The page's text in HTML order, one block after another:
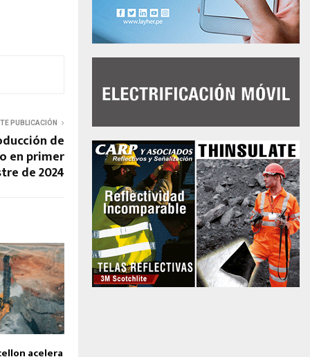
PUBLICACIÓN
de
en primer
de 2024
acelera